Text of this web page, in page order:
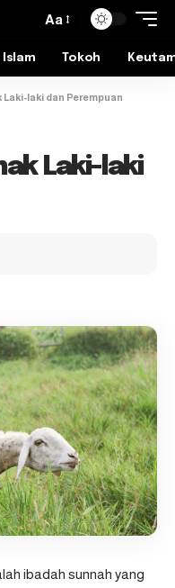
Aa
Islam Tokoh
laki dan Perempuan
Laki-laki
ibadah sunnah yang